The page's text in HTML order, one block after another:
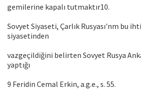
gemilerine kapalı tutmaktır10.
Sovyet Siyaseti, Çarlık Rusyası'nm bu
siyasetinden
vazgeçildiğini belirten Sovyet Rusya
yaptığı
9 Feridin Cemal Erkin, a.g.e., s. 55.